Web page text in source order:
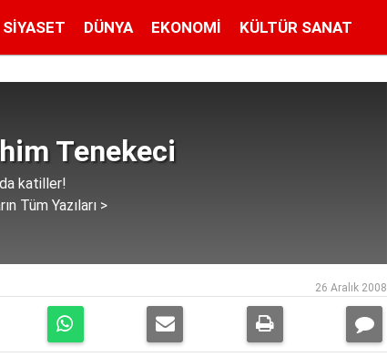
SIYASET DÜNYA EKONOMI KÜLTÜR SANAT
Tenekeci
katiller!
Tüm Yazıları >
26 Aralık 2008